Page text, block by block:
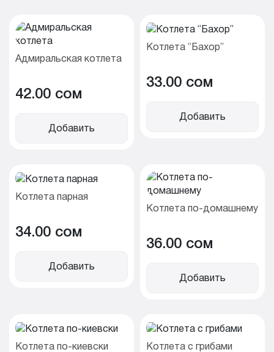
Адмиральская котлета
42.00 cом
Добавить
Котлета “Бахор”
33.00 cом
Добавить
Котлета парная
34.00 cом
Добавить
Котлета по-домашнему
36.00 cом
Добавить
Котлета по-киевски Котлета с грибами